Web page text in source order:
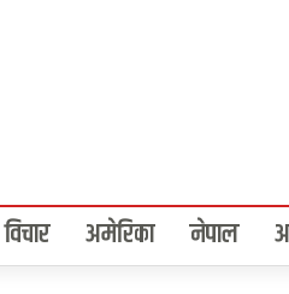
विचार अमेरिका नेपाल